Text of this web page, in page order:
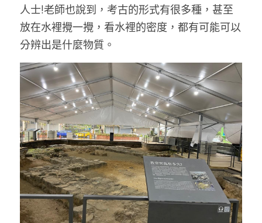
人士!老師也說到，考古的形式有很多種，甚至
放在水裡攪一攪，看水裡的密度，都有可能可以
分辨出是什麼物質。